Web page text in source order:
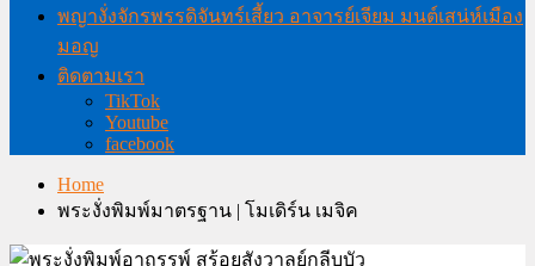
พญางั่งจักรพรรดิจันทร์เสี้ยว อาจารย์เจียม มนต์เสน่ห์เมือง
มอญ
ติดตามเรา
TikTok
Youtube
facebook
Home
พระงั่งพิมพ์มาตรฐาน | โมเดิร์น เมจิค